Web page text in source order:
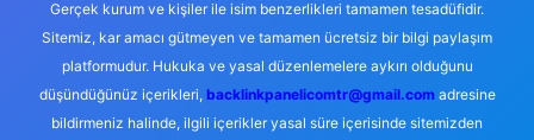
Gerçek kurum ve kişiler ile isim benzerlikleri tamamen tesadüfidir.
Sitemiz, kar amacı gütmeyen ve tamamen ücretsiz bir bilgi paylaşım
platformudur. Hukuka ve yasal düzenlemelere aykırı olduğunu
düşündüğünüz içerikleri, backlinkpanelicomtr@gmail.comadresine
bildirmeniz halinde, ilgili içerikler yasal süre içerisinde sitemizden